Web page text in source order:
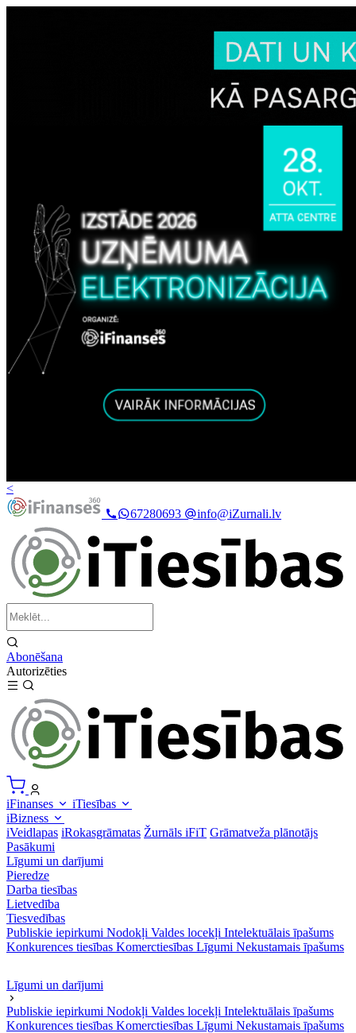
<
67280693
info@iZurnali.lv
Abonēšana
Autorizēties
iFinanses
iTiesības
iBizness
iVeidlapas iRokasgrāmatas Žurnāls iFiT Grāmatveža plānotājs
Pasākumi
Līgumi un darījumi
Pieredze
Darba tiesības
Lietvedība
Tiesvedības
Publiskie iepirkumi Nodokļi Valdes locekļi Intelektuālais īpašums
Konkurences tiesības Komerctiesības Līgumi Nekustamais īpašums
Līgumi un darījumi
Publiskie iepirkumi Nodokļi Valdes locekļi Intelektuālais īpašums
Konkurences tiesības Komerctiesības Līgumi Nekustamais īpašums